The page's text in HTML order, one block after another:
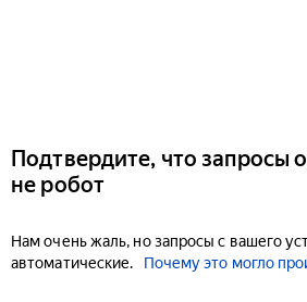
Подтвердите, что запросы
не робот
Нам очень жаль, но запросы с вашего
автоматические.
Почему это могло